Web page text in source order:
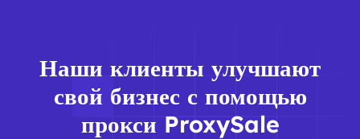
Наши клиенты улучшают
свой бизнес с помощью
прокси ProxySale